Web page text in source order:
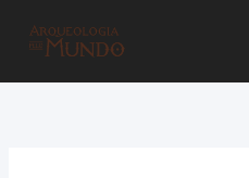
para